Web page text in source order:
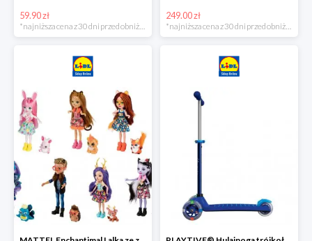
59.90 zł
*najniższa cena z 30 dni przed obniżką
249.00 zł
*najniższa cena z 30 dni przed obniżką